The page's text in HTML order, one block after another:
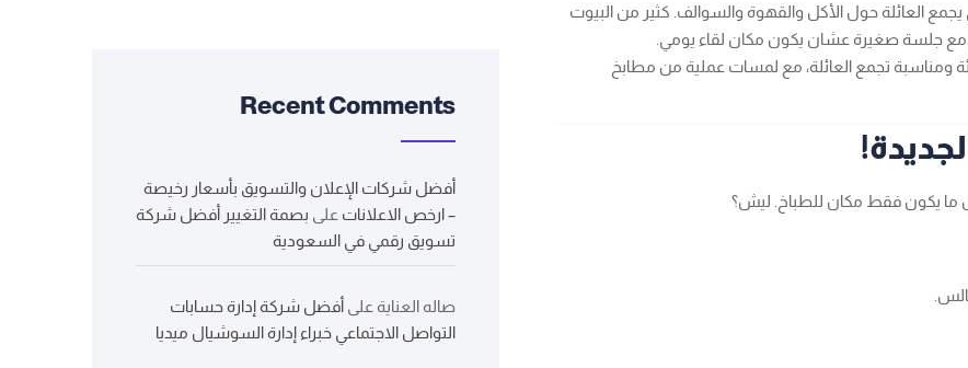
العائلة حول الأكل والقهوة والسوالف. كثير من البيوت
مع جلسة صغيرة عشان يكون مكان لقاء يومي.
تجمع العائلة، مع لمسات عملية من مطابخ
ما يكون فقط مكان للطباخ. ليش؟
Recent Comments
أفضل شركات الإعلان والتسويق بأسعار رخيصة
– ارخص الاعلانات على بصمة التغيير أفضل شركة
تسويق رقمي في السعودية
صاله العناية على أفضل شركة إدارة حسابات
التواصل الاجتماعي خبراء إدارة السوشيال ميديا